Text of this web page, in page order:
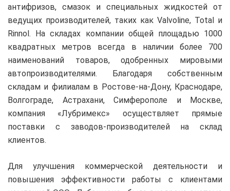
антифризов, смазок и специальных жидкостей от
ведущих производителей, таких как Valvoline, Total и
Rinnol. На складах компании общей площадью 1000
квадратных метров всегда в наличии более 700
наименований товаров, одобренных мировыми
автопроизводителями. Благодаря собственным
складам и филиалам в Ростове-на-Дону, Краснодаре,
Волгограде, Астрахани, Симферополе и Москве,
компания «Лубримекс» осуществляет прямые
поставки с заводов-производителей на склад
клиентов.
Для улучшения коммерческой деятельности и
повышения эффективности работы с клиентами